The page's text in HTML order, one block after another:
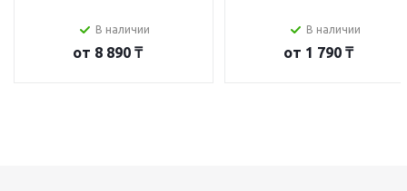
В наличии
от 8 890 ₸
В наличии
от 1 790 ₸